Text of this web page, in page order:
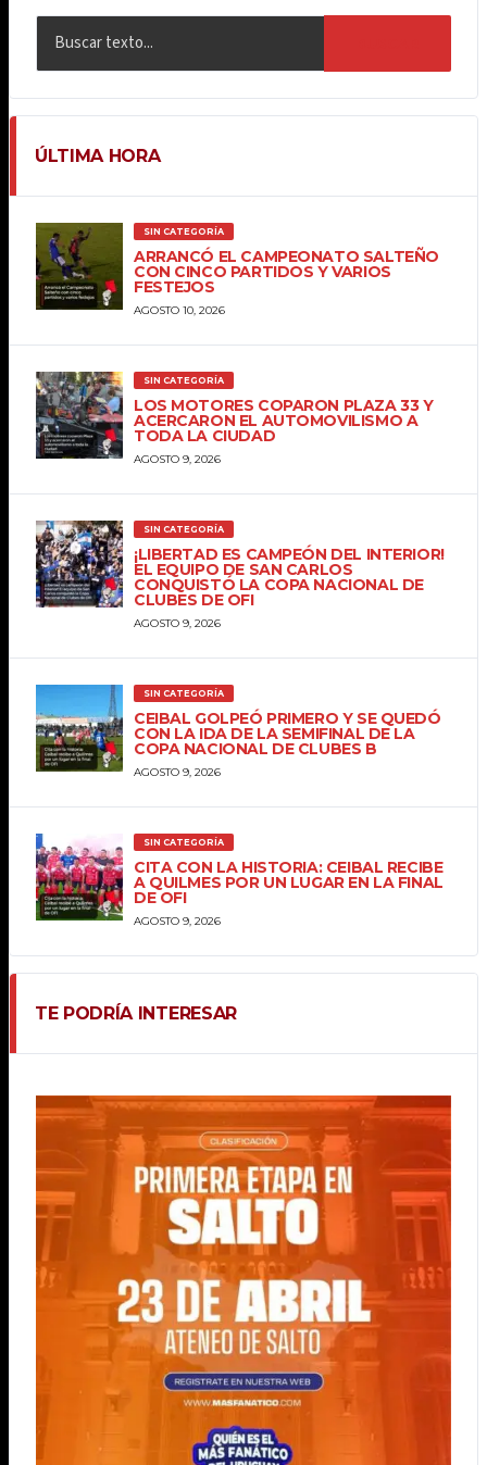
ÚLTIMA HORA
SIN CATEGORÍA
ARRANCÓ EL CAMPEONATO SALTEÑO
CON CINCO PARTIDOS Y VARIOS
FESTEJOS
AGOSTO 10, 2026
SIN CATEGORÍA
LOS MOTORES COPARON PLAZA 33 Y
ACERCARON EL AUTOMOVILISMO A
TODA LA CIUDAD
AGOSTO 9, 2026
SIN CATEGORÍA
¡LIBERTAD ES CAMPEÓN DEL INTERIOR!
EL EQUIPO DE SAN CARLOS
CONQUISTÓ LA COPA NACIONAL DE
CLUBES DE OFI
AGOSTO 9, 2026
SIN CATEGORÍA
CEIBAL GOLPEÓ PRIMERO Y SE QUEDÓ
CON LA IDA DE LA SEMIFINAL DE LA
COPA NACIONAL DE CLUBES B
AGOSTO 9, 2026
SIN CATEGORÍA
CITA CON LA HISTORIA: CEIBAL RECIBE
A QUILMES POR UN LUGAR EN LA FINAL
DE OFI
AGOSTO 9, 2026
TE PODRÍA INTERESAR